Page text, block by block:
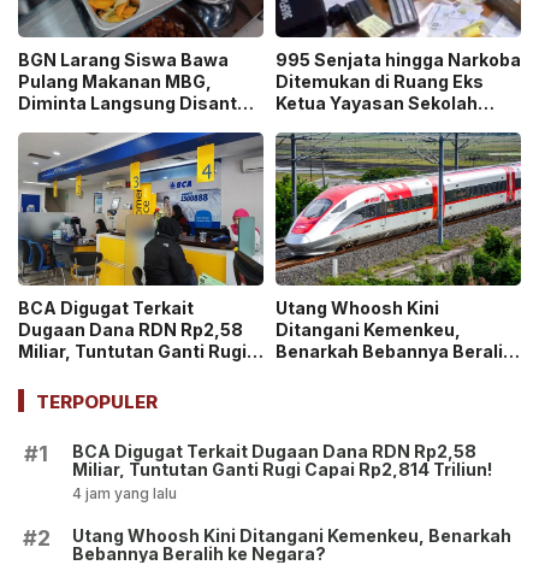
BGN Larang Siswa Bawa
Pulang Makanan MBG,
Diminta Langsung Disantap
995 Senjata hingga Narkoba
Ditemukan di Ruang Eks
Ketua Yayasan Sekolah
Ekskul Menembak!
BCA Digugat Terkait
Dugaan Dana RDN Rp2,58
Miliar, Tuntutan Ganti Rugi
Utang Whoosh Kini
Ditangani Kemenkeu,
Benarkah Bebannya Beralih
TERPOPULER
#1
BCA Digugat Terkait Dugaan Dana RDN Rp2,58
Miliar, Tuntutan Ganti Rugi Capai Rp2,814 Triliun!
4 jam yang lalu
#2
Utang Whoosh Kini Ditangani Kemenkeu, Benarkah
Bebannya Beralih ke Negara?